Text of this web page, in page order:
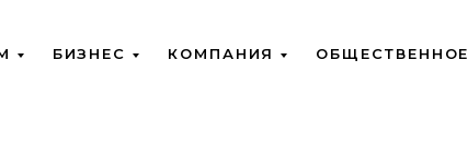
БИЗНЕС КОМПАНИЯ ОБЩЕСТВЕННОЕ